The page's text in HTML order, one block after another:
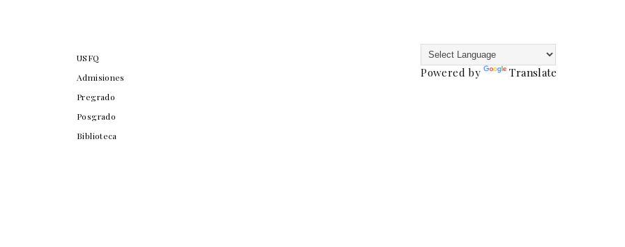
USFQ
Admisiones
Pregrado
Posgrado
Biblioteca
Powered by Translate